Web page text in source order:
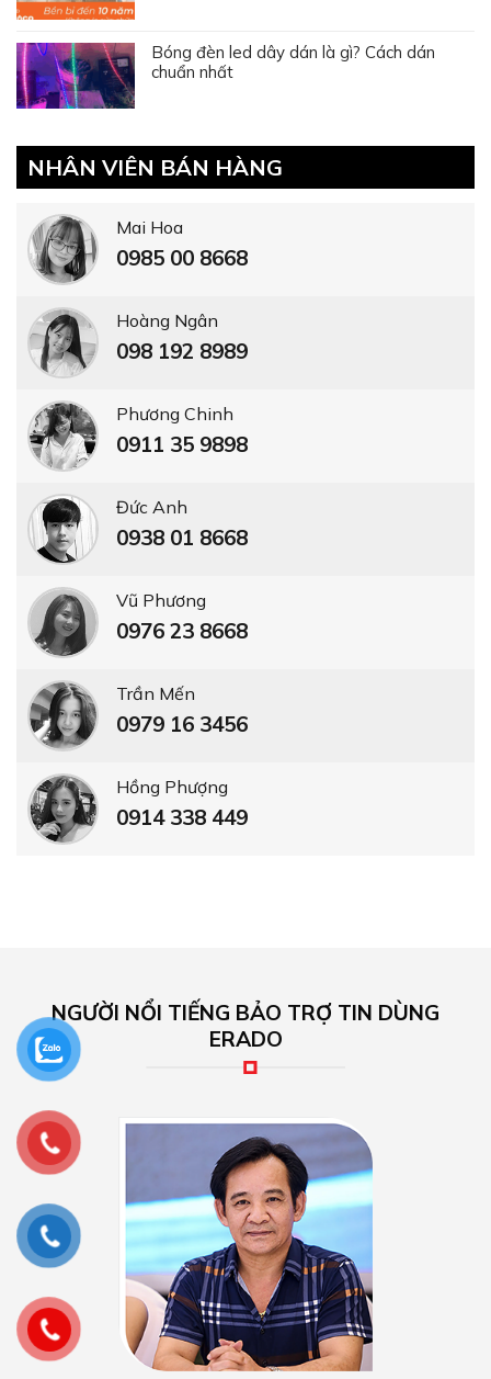
Bóng đèn led dây dán là gì? Cách dán
chuẩn nhất
NHÂN VIÊN BÁN HÀNG
Mai Hoa
0985 00 8668
Hoàng Ngân
098 192 8989
Phương Chinh
0911 35 9898
Đức Anh
0938 01 8668
Vũ Phương
0976 23 8668
Trần Mến
0979 16 3456
Hồng Phượng
0914 338 449
NGƯỜI NỔI TIẾNG BẢO TRỢ TIN DÙNG
ERADO